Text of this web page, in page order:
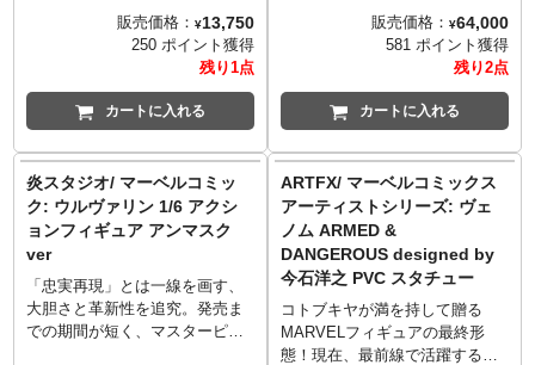
ドパーツなどが付属。
レベルのボディに新規設計のジ
ョイントパーツを設置し、ディ
スプレイしやすく大胆なポージ
ングも可能！充実の一途をたど
るコミック版『X-MEN』シリー
ズ、今度はジュビリーがライン
頭部パーツ3種が用意され、お好
みで差し替えが可能。トレード
マークのひとつでもある黄色の
コートは、布製で様々なアクシ
ョンに対応します。エフェクト
パーツ、可動式フィギュアスタ
ンドも付属！
販売価格： ¥13,750
250 ポイント獲得
残り1点
カートに入れる
コミック版のヴェノムの姿を全
高約39センチ、20箇所以上可動
でフィギュア化。大きく口を開
け舌出しした頭部、ニヤリと笑
みを浮かべる頭部、計2種を新規
塗装で再現。舌を出した頭部に
は、舌パーツ2種が差し替え可
ールはもちろんのこと、シンビ
オート特有のぬめっとした質
感、胸と背中の大きな蜘蛛マー
クなど、ディテールや素材にこ
だわり抜き、細部まで精巧な仕
上がりに。背中に取り付け可能
なワイヤー内蔵のシンビオート
触手は、ミニヴェノムの顔がつ
販売価格： ¥64,000
581 ポイント獲得
残り2点
カートに入れる
炎スタジオ/ マーベルコミッ
ク: ウルヴァリン 1/6 アクシ
ョンフィギュア アンマスク
ver
「忠実再現」とは一線を画す、
大胆さと革新性を追究。発売ま
での期間が短く、マスターピー
ARTFX/ マーベルコミックス
アーティストシリーズ: ヴェ
ノム ARMED &
DANGEROUS designed by
今石洋之 PVC スタチュー
コトブキヤが満を持して贈る
MARVELフィギュアの最終形
態！現在、最前線で活躍する日